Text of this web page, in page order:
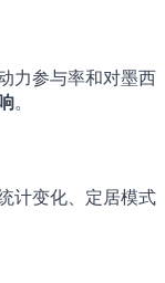
力参与率和对墨西
。
计变化、定居模式